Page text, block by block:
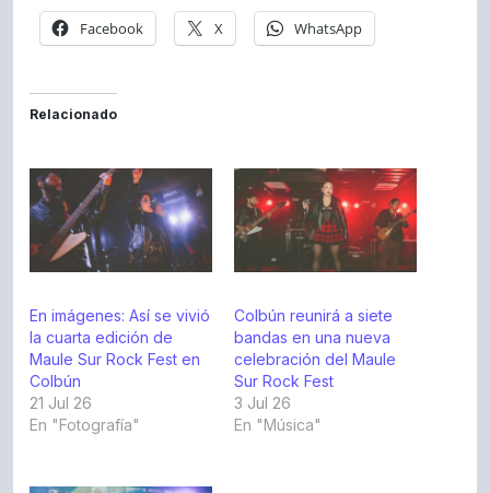
Facebook X WhatsApp
Relacionado
En imágenes: Así se vivió
la cuarta edición de
Maule Sur Rock Fest en
Colbún
21 Jul 26
En "Fotografía"
Colbún reunirá a siete
bandas en una nueva
celebración del Maule
Sur Rock Fest
3 Jul 26
En "Música"